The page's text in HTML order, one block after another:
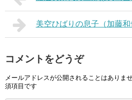
美空ひばりの息子（加藤
コメントをどうぞ
メールアドレスが公開されることはありませ
須項目です